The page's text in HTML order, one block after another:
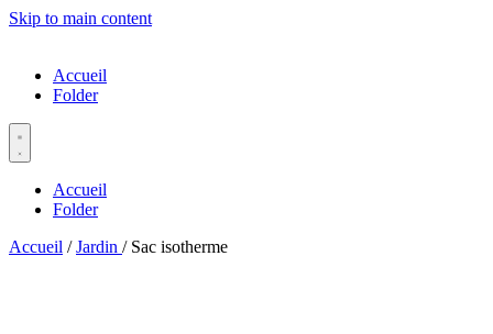
Skip to main content
Accueil
Folder
Accueil
Folder
Accueil / Jardin / Sac isotherme